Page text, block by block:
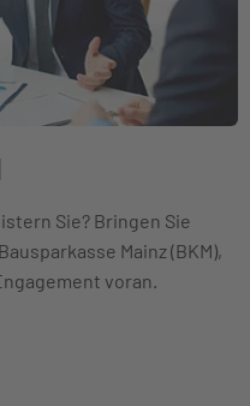
Sie? Bringen Sie
Mainz (BKM),
voran.
erfahren